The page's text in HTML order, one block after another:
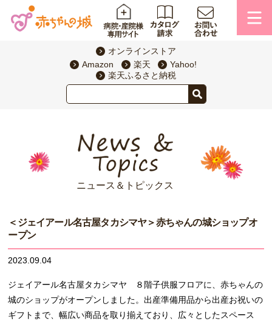
オンラインストア
Amazon
楽天
Yahoo!
楽天ふるさと納税
ニュース＆トピックス
＜ジェイアール名古屋タカシマヤ＞赤ちゃんの城ショップオ
ープン
2023.09.04
ジェイアール名古屋タカシマヤ ８階子供服フロアに、赤ちゃんの
城のショップがオープンしました。出産準備用品から出産お祝いの
ギフトまで、幅広い商品を取り揃えており、広々としたスペース